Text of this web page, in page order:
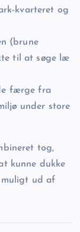
kvarteret og
(brune
til at søge læ
færge fra
under store
tog,
kunne dukke
ud af